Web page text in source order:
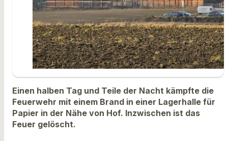
Einen halben Tag und Teile der Nacht kämpfte die
Feuerwehr mit einem Brand in einer Lagerhalle für
Papier in der Nähe von Hof. Inzwischen ist das
Feuer gelöscht.